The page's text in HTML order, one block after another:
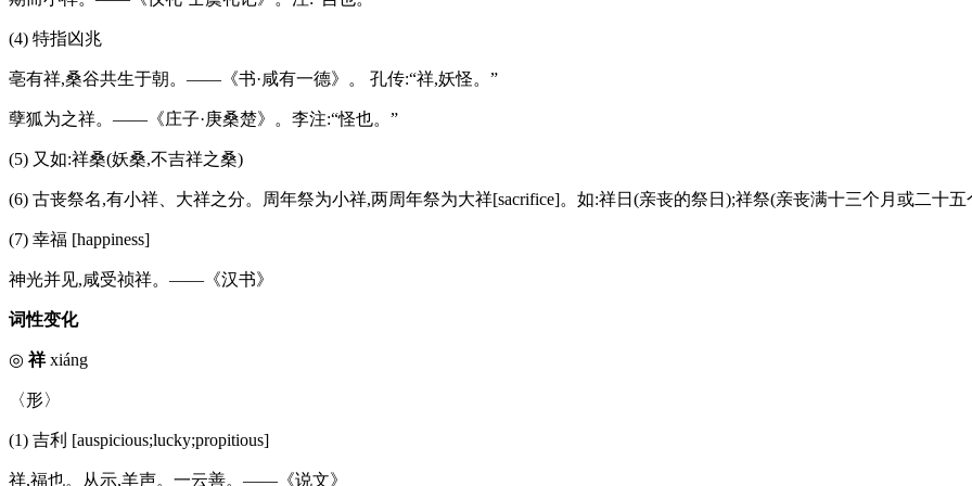
(4) 特指凶兆
亳有祥,桑谷共生于朝。——《书·咸有一德》。 孔传:“祥,妖怪。”
孽狐为之祥。——《庄子·庚桑楚》。李注:“怪也。”
(5) 又如:祥桑(妖桑,不吉祥之桑)
(6) 古丧祭名,有小祥、大祥之分。周年祭为小祥,两周年祭为大祥[sacrifice]。如:祥日(亲丧的祭日);祥祭(亲丧满十三个月或二十
(7) 幸福 [happiness]
神光并见,咸受祯祥。——《汉书》
词性变化
◎祥xiáng
〈形〉
(1) 吉利 [auspicious;lucky;propitious]
祥,福也。从示,羊声。一云善。——《说文》